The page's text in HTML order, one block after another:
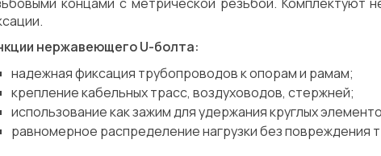
нержавеющего U-болта:
надежная фиксация трубопроводов к опорам и рамам;
крепление кабельных трасс, воздуховодов, стержней;
использование как зажим для удержания круглых
равномерное распределение нагрузки без повреждения